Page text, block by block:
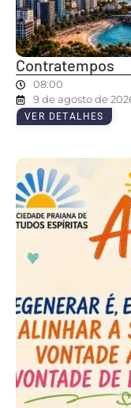
Contratempos
08:00
9 de agosto de
VER DETALHES